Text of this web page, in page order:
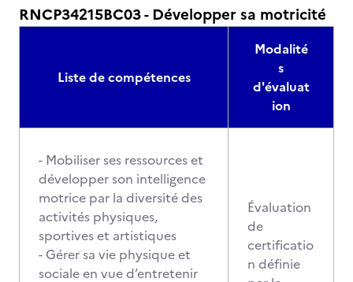
RNCP34215BC03 - Développer sa motricité
Liste de compétences
Modalité
s
d'évaluat
ion
- Mobiliser ses ressources et
développer son intelligence
motrice par la diversité des
activités physiques,
sportives et artistiques
- Gérer sa vie physique et
sociale en vue d’entretenir
Évaluation
de
certificatio
n définie